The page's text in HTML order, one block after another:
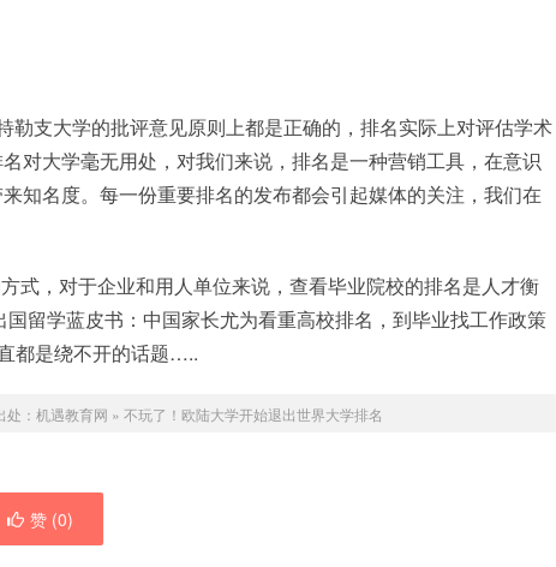
支大学的批评意见原则上都是正确的，排名实际上对评估学术
对大学毫无用处，对我们来说，排名是一种营销工具，在意识
知名度。每一份重要排名的发布都会引起媒体的关注，我们在
式，对于企业和用人单位来说，查看毕业院校的排名是人才衡
留学蓝皮书：中国家长尤为看重高校排名，到毕业找工作政策
都是绕不开的话题…..
： 机遇教育网 » 不玩了！欧陆大学开始退出世界大学排名
赞 (0)